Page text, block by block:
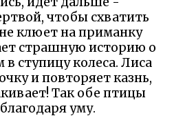
чтобы схватить
клюет на приманку
страшную историю о
в ступицу колеса. Лиса
и повторяет казнь,
Так обе птицы
уму.